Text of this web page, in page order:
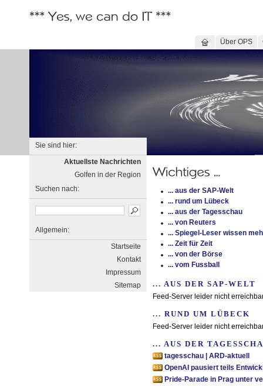
Über OPS
Sie sind hier:
Aktuellste Nachrichten
Golfen in der Region
Suchen nach:
Allgemein:
Startseite
Kontakt
Impressum
Sitemap
... aus der SAP-Welt
... rund um Lübeck
... aus der Tagesschau
... von Reuters
... Spiegel-Leser wissen
... Zeit für Zeit
... von der Börse
... vom Fussball
... AUS DER SAP-WELT
Feed-Server leider nicht
... RUND UM LÜBECK
Feed-Server leider nicht
... AUS DER
tagesschau | ARD-aktuell
OpenAI pausiert teils
Pride-Parade in Prag unter